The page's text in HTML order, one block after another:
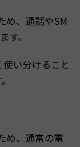
め、通話やSM
す。
い分けること
め、通常の電